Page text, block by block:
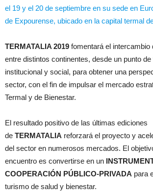
el 19 y el 20 de septiembre en su sede en
de Expourense, ubicado en la capital termal
TERMATALIA 2019 fomentará el intercambio
entre distintos continentes, desde un punto
institucional y social, para obtener una
sector, con el fin de impulsar el mercado
Termal y de Bienestar.
El resultado positivo de las últimas ediciones
de TERMATALIA reforzará el proyecto y
del sector en numerosos mercados. El
encuentro es convertirse en un
COOPERACIÓN PÚBLICO-PRIVADA para
turismo de salud y bienestar.